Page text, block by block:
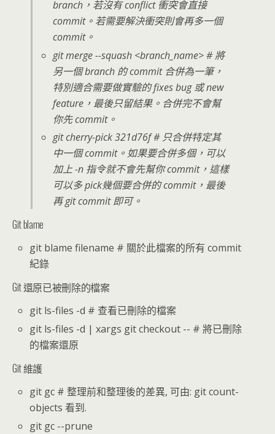
branch，若沒有 conflict 衝突會直接
commit。若需要解決衝突則會再多一個
commit。
git merge --squash <branch_name> # 將
另一個 branch 的 commit 合併為一筆，
特別適合需要做實驗的 fixes bug 或 new
feature，最後只留結果。合併完不會幫
你先 commit。
git cherry-pick 321d76f # 只合併特定其
中一個 commit。如果要合併多個，可以
加上 -n 指令就不會先幫你 commit，這樣
可以多 pick幾個要合併的 commit，最後
再 git commit 即可。
Git blame
git blame filename # 關於此檔案的所有 commit
紀錄
Git 還原已被刪除的檔案
git ls-files -d # 查看已刪除的檔案
git ls-files -d | xargs git checkout -- # 將已刪除
的檔案還原
Git 維護
git gc # 整理前和整理後的差異, 可由: git count-
objects 看到.
git gc --prune